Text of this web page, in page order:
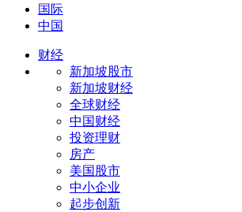
国际
中国
财经
新加坡股市
新加坡财经
全球财经
中国财经
投资理财
房产
美国股市
中小企业
起步创新